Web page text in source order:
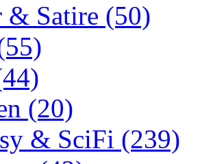
& Satire (50)
(20)
& SciFi (239)